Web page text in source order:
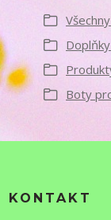
Boty
KONTAKT